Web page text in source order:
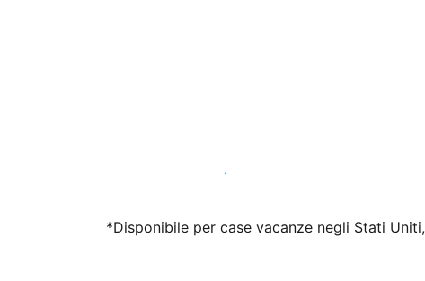
Inizia subito a lavorare con noi
*Disponibile per case vacanze negli Stati